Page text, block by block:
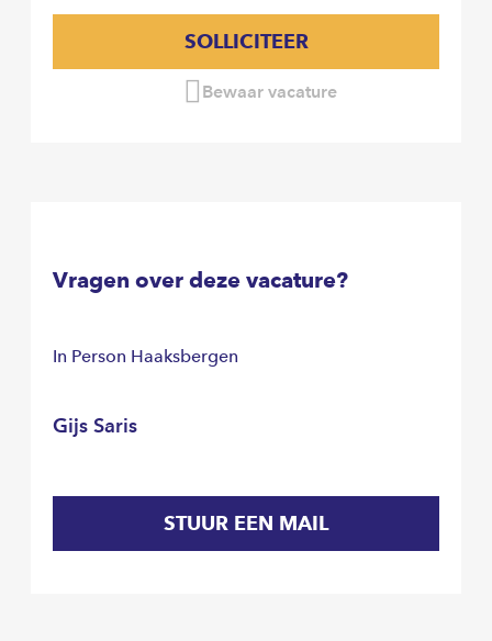
SOLLICITEER
Bewaar vacature
Vragen over deze vacature?
In Person Haaksbergen
Gijs Saris
STUUR EEN MAIL